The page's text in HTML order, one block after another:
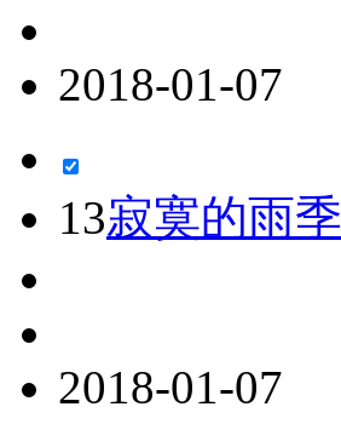
2018-01-07
13寂寞的雨季
2018-01-07